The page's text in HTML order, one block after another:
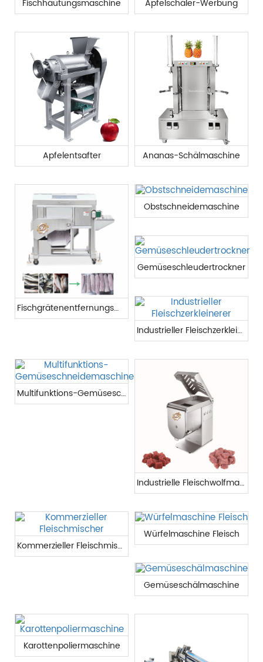
Fischhäutungsmaschine Apfelschäler-Werbung
Apfelentsafter Ananas-Schälmaschine
Fischgrätenentfernungsmaschine
Obstschneidemaschine
Gemüseschleudertrockner
Industrieller Fleischzerkleinerer
Multifunktions-Gemüseschneidemaschine
Industrielle Fleischwolfmaschine
Kommerzieller Fleischmischer
Würfelmaschine Fleisch
Gemüseschälmaschine
Karottenpoliermaschine